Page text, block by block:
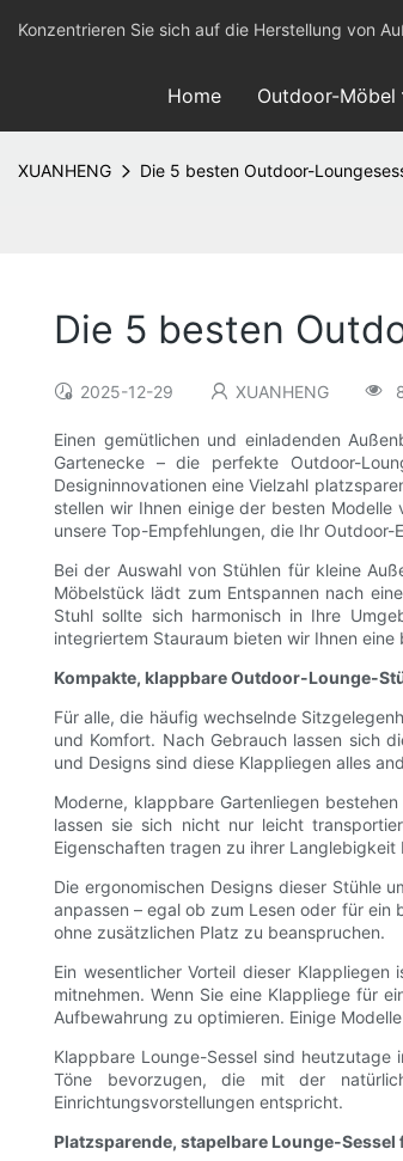
Konzentrieren Sie sich auf die Herstellung von
Home Outdoor-Möbel
XUANHENG Die 5 besten Outdoor-
Die 5 besten
2025-12-29 XUANHENG
Einen gemütlichen und einladenden
Gartenecke – die perfekte Outdoor-
Designinnovationen eine Vielzahl
stellen wir Ihnen einige der besten
unsere Top-Empfehlungen, die Ihr
Bei der Auswahl von Stühlen für kleine
Möbelstück lädt zum Entspannen nach
Stuhl sollte sich harmonisch in Ihre
integriertem Stauraum bieten wir Ihnen
Kompakte, klappbare Outdoor-Lounge-
Für alle, die häufig wechselnde
und Komfort. Nach Gebrauch lassen sich
und Designs sind diese Klappliegen alles
Moderne, klappbare Gartenliegen
lassen sie sich nicht nur leicht
Eigenschaften tragen zu ihrer
Die ergonomischen Designs dieser Stühle
anpassen – egal ob zum Lesen oder für
ohne zusätzlichen Platz zu beanspruchen.
Ein wesentlicher Vorteil dieser
mitnehmen. Wenn Sie eine Klappliege für
Aufbewahrung zu optimieren. Einige
Klappbare Lounge-Sessel sind heutzutage
Töne bevorzugen, die mit der
Einrichtungsvorstellungen entspricht.
Platzsparende, stapelbare Lounge-